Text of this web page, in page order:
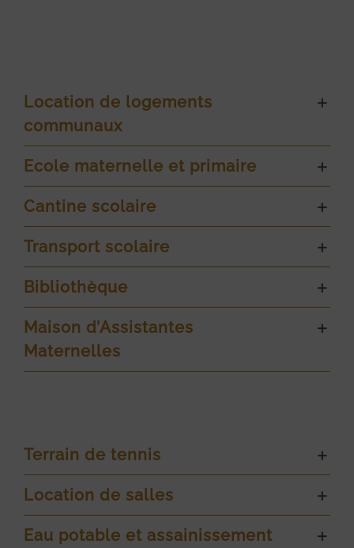
Location de logements
communaux
Ecole maternelle et primaire
Cantine scolaire
Transport scolaire
Bibliothèque
Maison d’Assistantes
Maternelles
Terrain de tennis
Location de salles
Eau potable et assainissement